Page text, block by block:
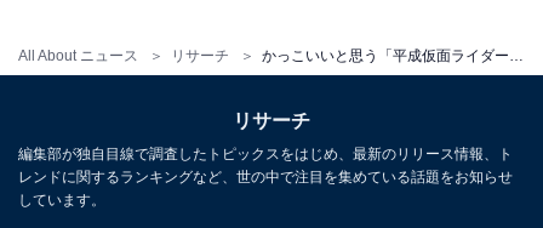
All About ニュース リサーチ
・
3位「菅田将暉」、2位「オダギリジョー」、1位は？
・
かっこいいと思う「平成仮面ライダーを演じた俳優」ラ
リサーチ
編集部が独自目線で調査したトピックスをはじめ、最新のリリース情報、ト
レンドに関するランキングなど、世の中で注目を集めている話題をお知らせ
しています。